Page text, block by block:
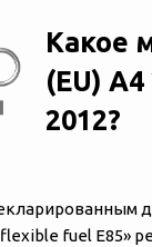
Какое
(EU)
2012?
flexible fuel E85»